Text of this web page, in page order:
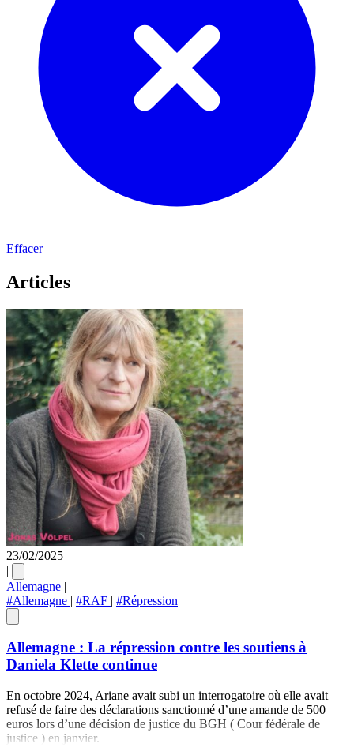
Effacer
Articles
23/02/2025
|
Allemagne |
#Allemagne | #RAF | #Répression
Allemagne : La répression contre les soutiens à
Daniela Klette continue
En octobre 2024, Ariane avait subi un interrogatoire où elle avait
refusé de faire des déclarations sanctionné d’une amande de 500
euros lors d’une décision de justice du BGH ( Cour fédérale de
justice ) en janvier.